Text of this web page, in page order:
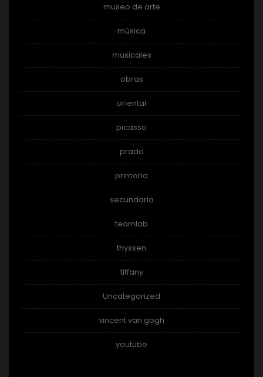
museo de arte
música
musicales
obras
oriental
picasso
prado
primaria
secundaria
teamlab
thyssen
tiffany
Uncategorized
vincent van gogh
youtube